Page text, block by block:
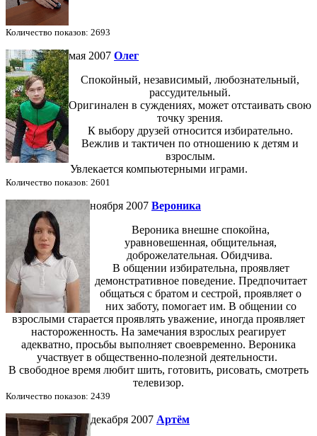
Количество показов: 2693
мая 2007 Олег
Спокойный, независимый, любознательный,
рассудительный.
Оригинален в суждениях, может отстаивать свою
точку зрения.
К выбору друзей относится избирательно.
Вежлив и тактичен по отношению к детям и
взрослым.
Увлекается компьютерными играми.
Количество показов: 2601
ноября 2007 Вероника
Вероника внешне спокойна,
уравновешенная, общительная,
доброжелательная. Обидчива.
В общении избирательна, проявляет
демонстративное поведение. Предпочитает
общаться с братом и сестрой, проявляет о
них заботу, помогает им. В общении со
взрослыми старается проявлять уважение, иногда проявляет
настороженность. На замечания взрослых реагирует
адекватно, просьбы выполняет своевременно. Вероника
участвует в общественно-полезной деятельности.
В свободное время любит шить, готовить, рисовать, смотреть
телевизор.
Количество показов: 2439
декабря 2007 Артём